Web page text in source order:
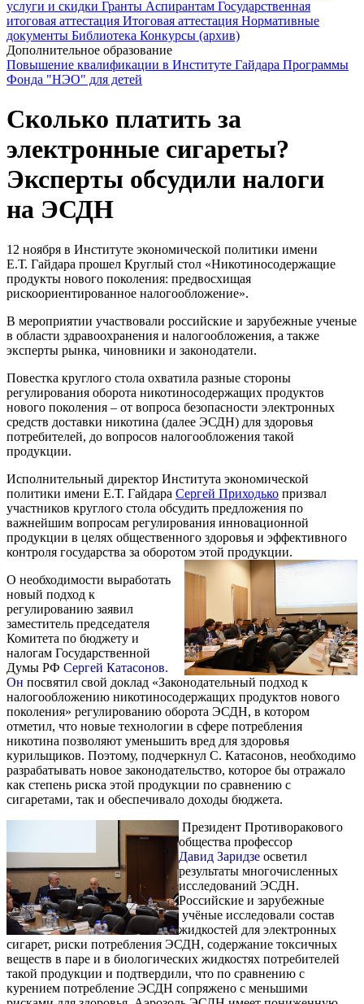
услуги и скидки Гранты Аспирантам Государственная
итоговая аттестация Итоговая аттестация Нормативные
документы Библиотека Конкурсы (архив)
Дополнительное образование
Повышение квалификации в Институте Гайдара Программы
Фонда "НЭО" для детей
Сколько платить за
электронные сигареты?
Эксперты обсудили налоги
на ЭСДН
12 ноября в Институте экономической политики имени
Е.Т. Гайдара прошел Круглый стол «Никотиносодержащие
продукты нового поколения: предвосхищая
рискоориентированное налогообложение».
В мероприятии участвовали российские и зарубежные ученые
в области здравоохранения и налогообложения, а также
эксперты рынка, чиновники и законодатели.
Повестка круглого стола охватила разные стороны
регулирования оборота никотиносодержащих продуктов
нового поколения – от вопроса безопасности электронных
средств доставки никотина (далее ЭСДН) для здоровья
потребителей, до вопросов налогообложения такой
продукции.
Исполнительный директор Института экономической
политики имени Е.Т. Гайдара Сергей Приходько призвал
участников круглого стола обсудить предложения по
важнейшим вопросам регулирования инновационной
продукции в целях общественного здоровья и эффективного
контроля государства за оборотом этой продукции.
О необходимости выработать
новый подход к
регулированию заявил
заместитель председателя
Комитета по бюджету и
налогам Государственной
Думы РФ Сергей Катасонов.
Он посвятил свой доклад «Законодательный подход к
налогообложению никотиносодержащих продуктов нового
поколения» регулированию оборота ЭСДН, в котором
отметил, что новые технологии в сфере потребления
никотина позволяют уменьшить вред для здоровья
курильщиков. Поэтому, подчеркнул С. Катасонов, необходимо
разрабатывать новое законодательство, которое бы отражало
как степень риска этой продукции по сравнению с
сигаретами, так и обеспечивало доходы бюджета.
Президент Противоракового
общества профессор
Давид Заридзе осветил
результаты многочисленных
исследований ЭСДН.
Российские и зарубежные
учёные исследовали состав
жидкостей для электронных
сигарет, риски потребления ЭСДН, содержание токсичных
веществ в паре и в биологических жидкостях потребителей
такой продукции и подтвердили, что по сравнению с
курением потребление ЭСДН сопряжено с меньшими